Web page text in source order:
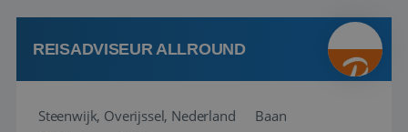
kwaliteitsbewaking van alles wat met IATA te m...
REISADVISEUR ALLROUND
Steenwijk, Overijssel, Nederland
Baan